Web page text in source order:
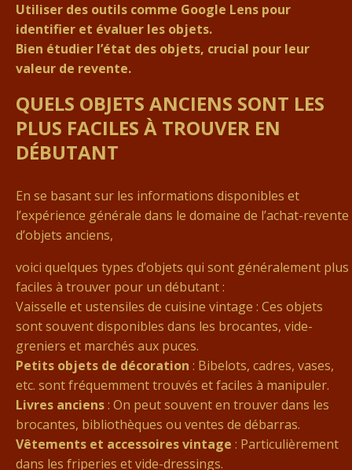
Utiliser des outils comme Google Lens pour
identifier et évaluer les objets.
Bien étudier l’état des objets, crucial pour leur
valeur de revente.
QUELS OBJETS ANCIENS SONT LES
PLUS FACILES À TROUVER EN
DÉBUTANT
En se basant sur les informations disponibles et
l’expérience générale dans le domaine de l’achat-revente
d’objets anciens,
voici quelques types d’objets qui sont généralement plus
faciles à trouver pour un débutant :
Vaisselle et ustensiles de cuisine vintage : Ces objets
sont souvent disponibles dans les brocantes, vide-
greniers et marchés aux puces.
Petits objets de décoration : Bibelots, cadres, vases,
etc. sont fréquemment trouvés et faciles à manipuler.
Livres anciens: On peut souvent en trouver dans les
brocantes, bibliothèques ou ventes de débarras.
Vêtements et accessoires vintage : Particulièrement
dans les friperies et vide-dressings.